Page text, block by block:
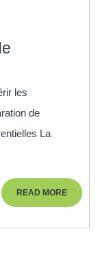
les
de
La
READ MOREREAD
MORE